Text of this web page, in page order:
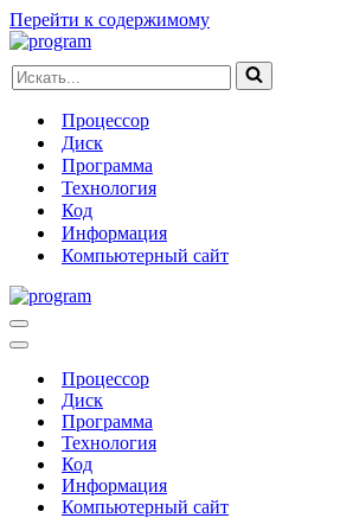
Перейти к содержимому
Искать...
Процессор
Диск
Программа
Технология
Код
Информация
Компьютерный сайт
Меню
навигации
Меню
навигацииПроцессор
Диск
Программа
Технология
Код
Информация
Компьютерный сайт